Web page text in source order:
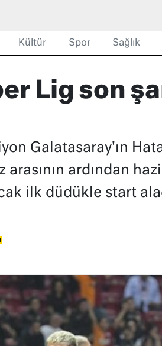
Kültür Spor Sağlık
Lig son
Galatasaray'ın
ardından
ilk düdükle start